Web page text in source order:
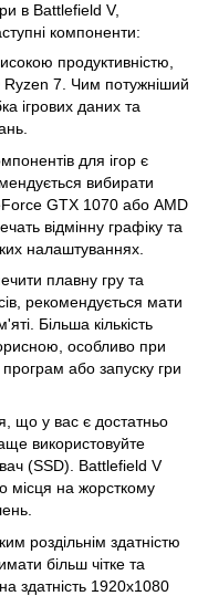
в Battlefield V,
компоненти:
продуктивністю,
7. Чим потужніший
ігрових даних та
для ігор є
вибирати
GTX 1070 або AMD
відмінну графіку та
налаштуваннях.
плавну гру та
рекомендується мати
Більша кількість
особливо при
або запуску гри
що у вас є достатньо
використовуйте
(SSD). Battlefield V
місця на жорсткому
роздільнім здатністю
більш чітке та
здатність 1920x1080